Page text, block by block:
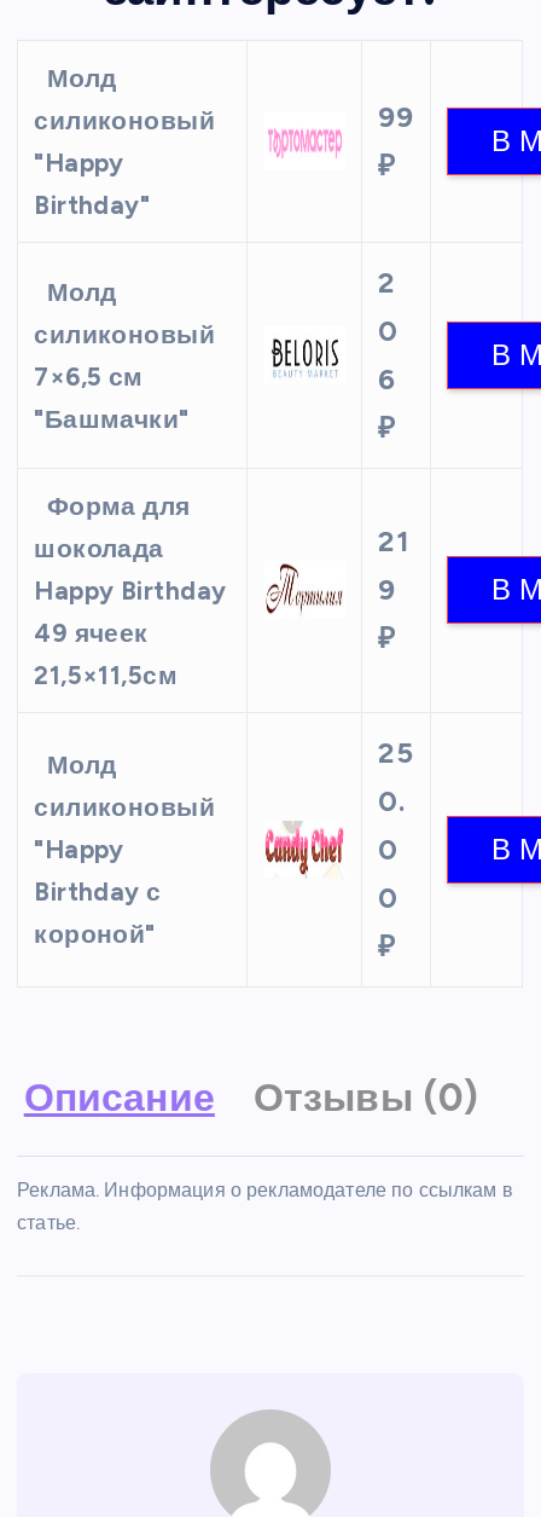
Молд
силиконовый
"Happy
Birthday"
99
₽
Молд
силиконовый
7×6,5 см
"Башмачки"
2
0
6
₽
Форма для
шоколада
Happy Birthday
49 ячеек
21,5×11,5см
21
9
₽
Молд
силиконовый
"Happy
Birthday с
короной"
25
0.
0
0
₽
Описание Отзывы (0)
Реклама. Информация о рекламодателе по ссылкам в
статье.